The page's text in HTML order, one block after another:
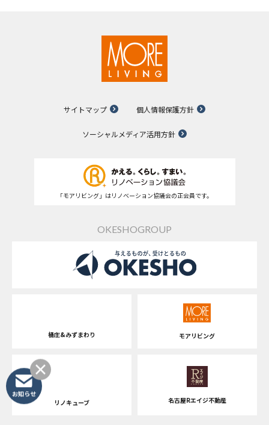
サイトマップ 個人情報保護方針
ソーシャルメディア活用方針
「モアリビング」はリノベーション協議会の正会員です。
OKESHOGROUP
桶庄&みずまわり モアリビング
リノキューブ 名古屋Rエイジ不動産
お知らせ